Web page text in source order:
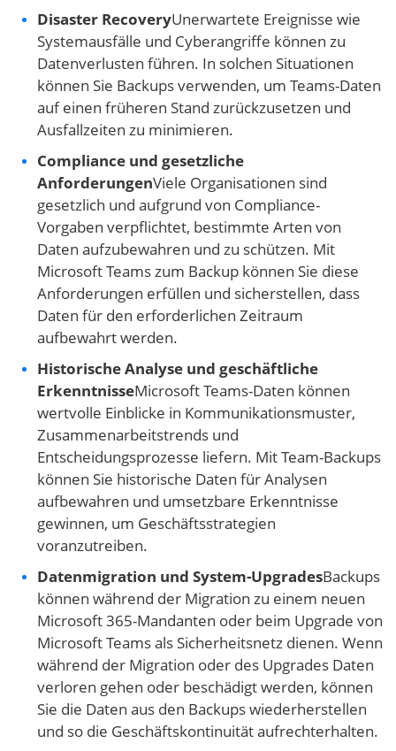
Disaster RecoveryUnerwartete Ereignisse wie
Systemausfälle und Cyberangriffe können zu
Datenverlusten führen. In solchen Situationen
können Sie Backups verwenden, um Teams-Daten
auf einen früheren Stand zurückzusetzen und
Ausfallzeiten zu minimieren.
Compliance und gesetzliche
AnforderungenViele Organisationen sind
gesetzlich und aufgrund von Compliance-
Vorgaben verpflichtet, bestimmte Arten von
Daten aufzubewahren und zu schützen. Mit
Microsoft Teams zum Backup können Sie diese
Anforderungen erfüllen und sicherstellen, dass
Daten für den erforderlichen Zeitraum
aufbewahrt werden.
Historische Analyse und geschäftliche
ErkenntnisseMicrosoft Teams-Daten können
wertvolle Einblicke in Kommunikationsmuster,
Zusammenarbeitstrends und
Entscheidungsprozesse liefern. Mit Team-Backups
können Sie historische Daten für Analysen
aufbewahren und umsetzbare Erkenntnisse
gewinnen, um Geschäftsstrategien
voranzutreiben.
Datenmigration und System-UpgradesBackups
können während der Migration zu einem neuen
Microsoft 365-Mandanten oder beim Upgrade von
Microsoft Teams als Sicherheitsnetz dienen. Wenn
während der Migration oder des Upgrades Daten
verloren gehen oder beschädigt werden, können
Sie die Daten aus den Backups wiederherstellen
und so die Geschäftskontinuität aufrechterhalten.